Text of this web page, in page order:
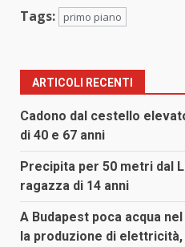
Tags: primo piano
ARTICOLI RECENTI
Cadono dal cestello
di 40 e 67 anni
Precipita per 50 metri dal
ragazza di 14 anni
A Budapest poca acqua
la produzione di